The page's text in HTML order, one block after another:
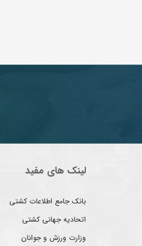
لینک های مفید
بانک جامع اطلاعات کشتی
اتحادیه جهانی کشتی
وزارت ورزش و جوانان